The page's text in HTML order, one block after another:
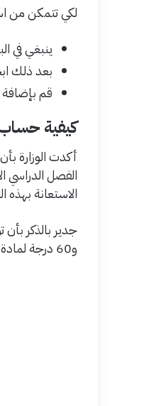
لكي تتمكن من
ينبغي في
بعد ذلك
قم
كيفية حساب
الفصل الدراسي
الاستعانة بهذه
و60 درجة لمادة الرياضيات و 40 درجة لمادة العلوم و 40 درجة لمادة الدراسات الاجتماعية.